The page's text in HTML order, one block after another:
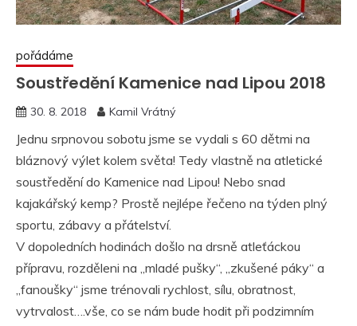
pořádáme
Soustředění Kamenice nad Lipou 2018
30. 8. 2018 Kamil Vrátný
Jednu srpnovou sobotu jsme se vydali s 60 dětmi na
bláznový výlet kolem světa! Tedy vlastně na atletické
soustředění do Kamenice nad Lipou! Nebo snad
kajakářský kemp? Prostě nejlépe řečeno na týden plný
sportu, zábavy a přátelství.
V dopoledních hodinách došlo na drsně atleťáckou
přípravu, rozděleni na „mladé pušky“, „zkušené páky“ a
„fanoušky“ jsme trénovali rychlost, sílu, obratnost,
vytrvalost….vše, co se nám bude hodit při podzimním